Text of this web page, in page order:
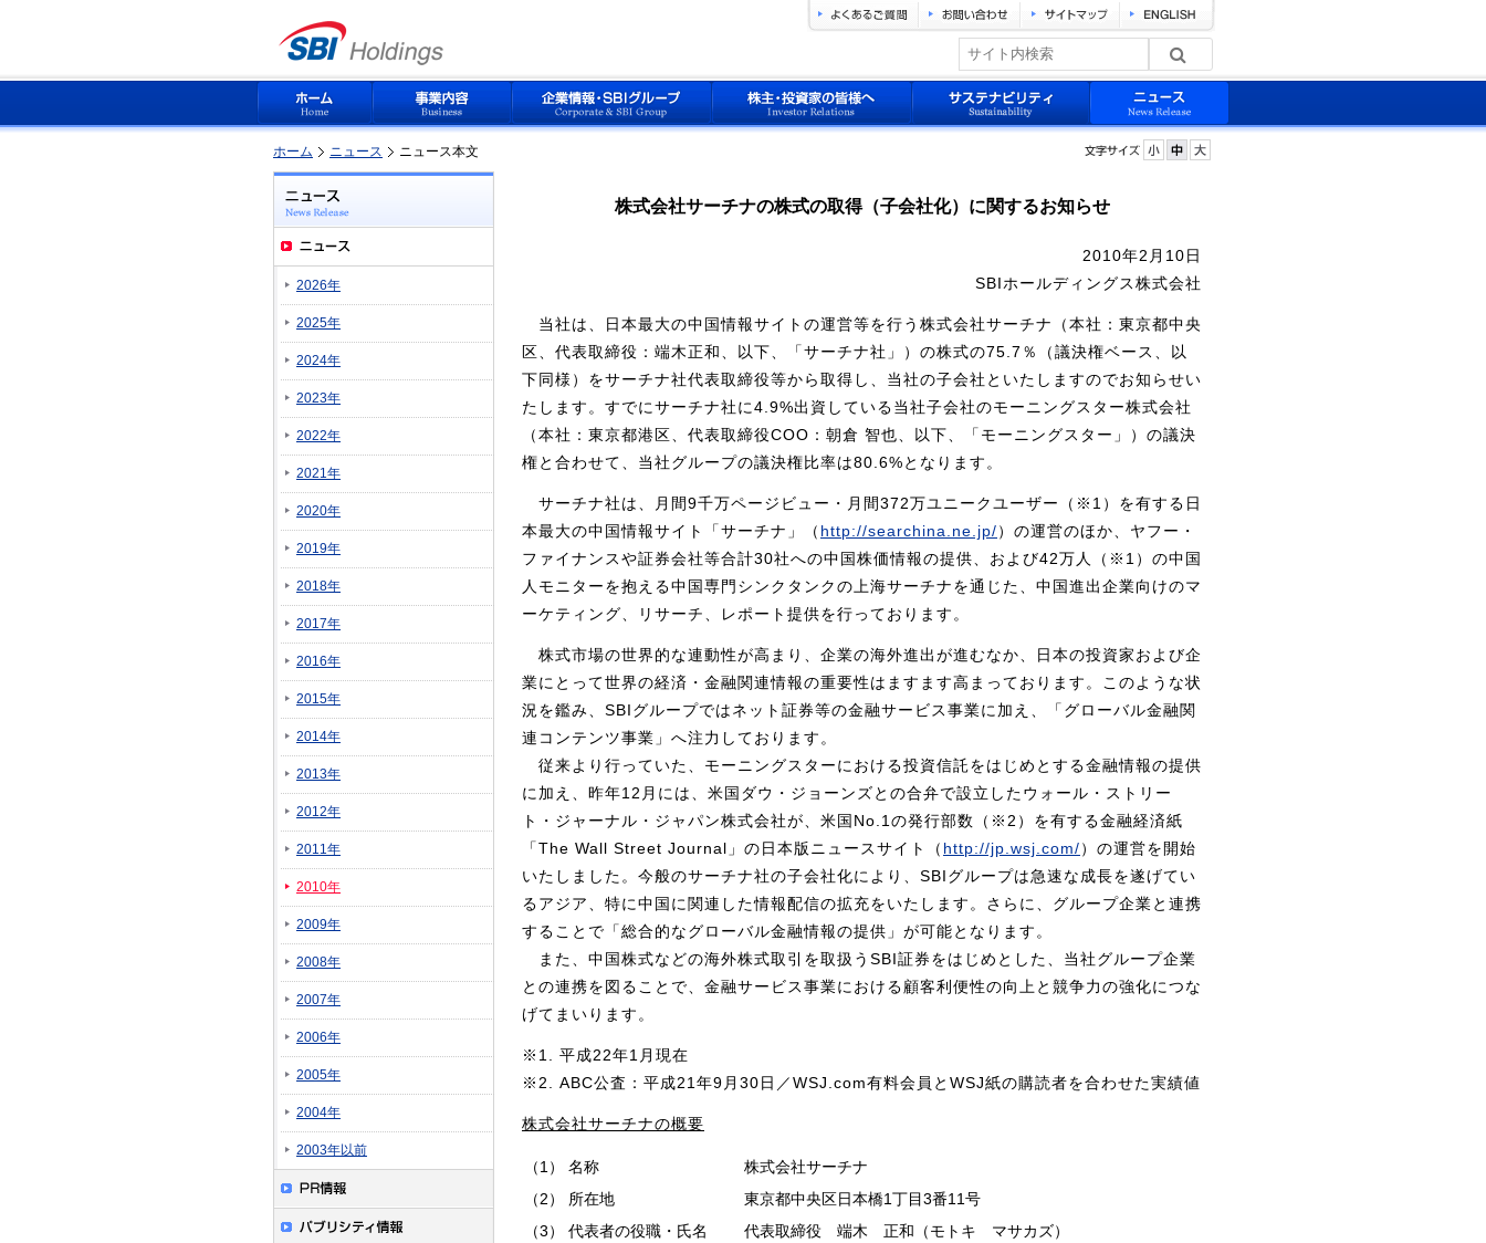
ホーム ニュース ニュース本文
株式会社サーチナの株式の取得（子会社化）に関するお知らせ
2010年2月10日
SBIホールディングス株式会社
当社は、日本最大の中国情報サイトの運営等を行う株式会社サーチナ（本社：東京都中央
区、代表取締役：端木正和、以下、「サーチナ社」）の株式の75.7％（議決権ベース、以
下同様）をサーチナ社代表取締役等から取得し、当社の子会社といたしますのでお知らせい
たします。すでにサーチナ社に4.9%出資している当社子会社のモーニングスター株式会社
（本社：東京都港区、代表取締役COO：朝倉 智也、以下、「モーニングスター」）の議決
権と合わせて、当社グループの議決権比率は80.6%となります。
サーチナ社は、月間9千万ページビュー・月間372万ユニークユーザー（※1）を有する日
本最大の中国情報サイト「サーチナ」（ http://searchina.ne.jp/）の運営のほか、ヤフー・
ファイナンスや証券会社等合計30社への中国株価情報の提供、および42万人（※1）の中国
人モニターを抱える中国専門シンクタンクの上海サーチナを通じた、中国進出企業向けのマ
ーケティング、リサーチ、レポート提供を行っております。
株式市場の世界的な連動性が高まり、企業の海外進出が進むなか、日本の投資家および企
業にとって世界の経済・金融関連情報の重要性はますます高まっております。このような状
況を鑑み、SBIグループではネット証券等の金融サービス事業に加え、「グローバル金融関
連コンテンツ事業」へ注力しております。
従来より行っていた、モーニングスターにおける投資信託をはじめとする金融情報の提供
に加え、昨年12月には、米国ダウ・ジョーンズとの合弁で設立したウォール・ストリー
ト・ジャーナル・ジャパン株式会社が、米国No.1の発行部数（※2）を有する金融経済紙
「The Wall Street Journal」の日本版ニュースサイト（ http://jp.wsj.com/）の運営を開始
いたしました。今般のサーチナ社の子会社化により、SBIグループは急速な成長を遂げてい
るアジア、特に中国に関連した情報配信の拡充をいたします。さらに、グループ企業と連携
することで「総合的なグローバル金融情報の提供」が可能となります。
また、中国株式などの海外株式取引を取扱うSBI証券をはじめとした、当社グループ企業
との連携を図ることで、金融サービス事業における顧客利便性の向上と競争力の強化につな
げてまいります。
※1. 平成22年1月現在
※2. ABC公査：平成21年9月30日／WSJ.com有料会員とWSJ紙の購読者を合わせた実績値
株式会社サーチナの概要
（1） 名称
株式会社サーチナ
（2）
所在地
東京都中央区日本橋1丁目3番11号
（3）
代表者の役職・氏名
代表取締役 端木 正和（モトキ マサカズ）
2026年
2025年
2024年
2023年
2022年
2021年
2020年
2019年
2018年
2017年
2016年
2015年
2014年
2013年
2012年
2011年
2010年
2009年
2008年
2007年
2006年
2005年
2004年
2003年以前